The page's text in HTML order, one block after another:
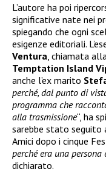
L’autore ha poi
significative nate nei
spiegando che ogni
esigenze editoriali.
Ventura , chiamata
Temptation Island
anche l’ex marito
perché, dal punto di
programma che
alla trasmissione“, ha
sarebbe stato seguito
Amici dopo i cinque
perché era una
dichiarato.